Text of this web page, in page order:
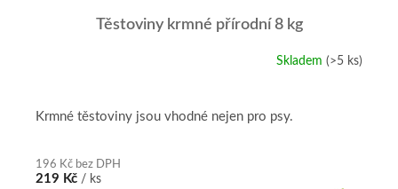
Těstoviny krmné přírodní 8 kg
Skladem (>5 ks)
196 Kč bez DPH
219 Kč / ks
Krmné těstoviny jsou vhodné nejen pro psy.